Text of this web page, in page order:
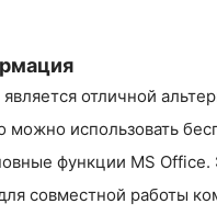
отличной
можно использовать
функции MS Office.
совместной работы